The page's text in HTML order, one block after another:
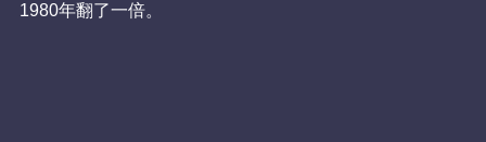
1980年翻了一倍。